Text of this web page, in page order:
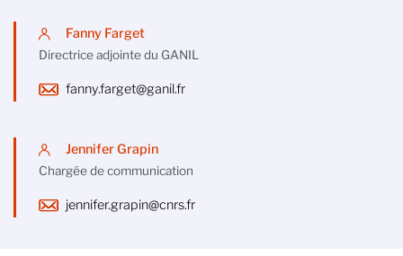
Fanny Farget
Directrice adjointe du GANIL
fanny.farget@ganil.fr
Jennifer Grapin
Chargée de communication
jennifer.grapin@cnrs.fr